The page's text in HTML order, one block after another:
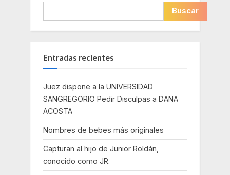
Buscar
Entradas recientes
Juez dispone a la UNIVERSIDAD
SANGREGORIO Pedir Disculpas a DANA
ACOSTA
Nombres de bebes más originales
Capturan al hijo de Junior Roldán,
conocido como JR.